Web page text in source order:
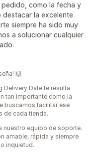
como la fecha y
destacar la excelente
siempre ha sido muy
a solucionar cualquier
🙌
Delivery Date te resulta
tan importante como la
buscamos facilitar ese
de cada tienda.
nuestro equipo de soporte.
amable, rápida y siempre
inquietud.